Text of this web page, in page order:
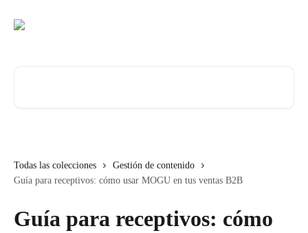
Todas las colecciones
Gestión de contenido
Guía para receptivos: cómo usar MOGU en tus ventas B2B
Guía para receptivos: cómo